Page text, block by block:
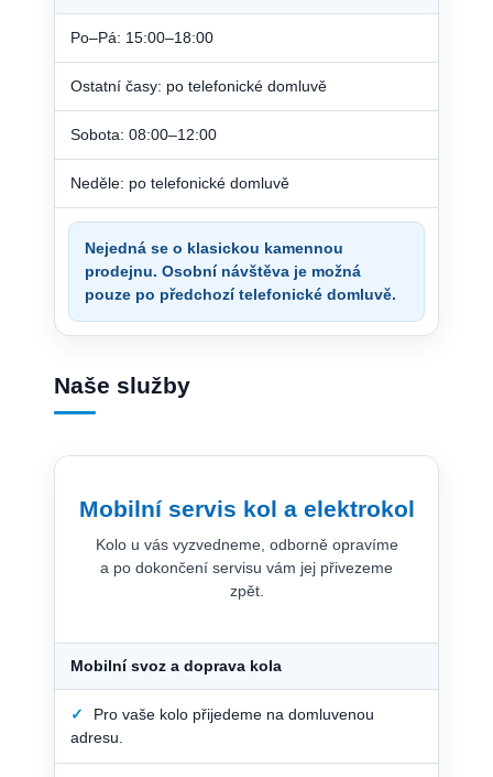
Po–Pá: 15:00–18:00
Ostatní časy: po telefonické domluvě
Sobota: 08:00–12:00
Neděle: po telefonické domluvě
Nejedná se o klasickou kamennou
prodejnu. Osobní návštěva je možná
pouze po předchozí telefonické domluvě.
Naše služby
Mobilní servis kol a elektrokol
Kolo u vás vyzvedneme, odborně opravíme
a po dokončení servisu vám jej přivezeme
zpět.
Mobilní svoz a doprava kola
✓
Pro vaše kolo přijedeme na domluvenou
adresu.